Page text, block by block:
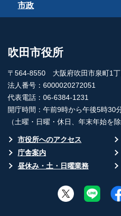
市政
吹田市役所
〒564-8550 大阪府吹田市泉町1
法人番号：6000020272051
代表電話：06-6384-1231
開庁時間：午前9時から午後5時30
（土曜・日曜・休日、年末年始を除
市役所へのアクセス
庁舎案内
昼休み・土・日曜業務